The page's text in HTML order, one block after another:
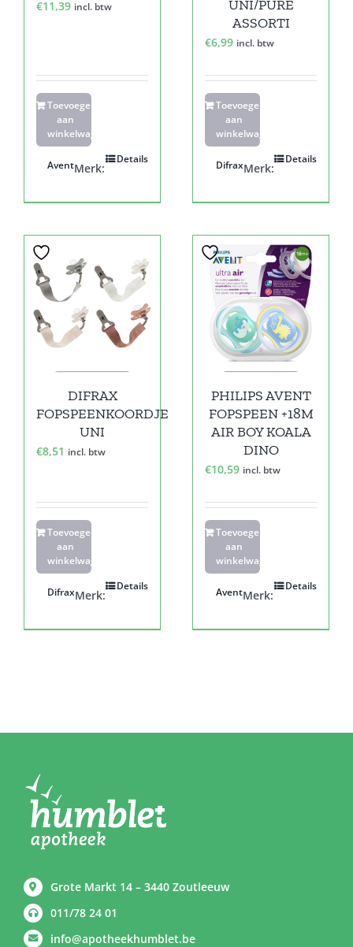
€11,39 incl. btw
Toevoegen
aan
winkelwagen
Details
Merk:
Avent
UNI/PURE
ASSORTI
€6,99 incl. btw
Toevoegen
aan
winkelwagen
Details
Merk:
Difrax
DIFRAX
FOPSPEENKOORDJE
UNI
€8,51 incl. btw
Toevoegen
aan
winkelwagen
Details
Merk:
Difrax
PHILIPS AVENT
FOPSPEEN +18M
AIR BOY KOALA
DINO
€10,59 incl. btw
Toevoegen
aan
winkelwagen
Details
Merk:
Avent
Grote Markt 14 – 3440 Zoutleeuw
011/78 24 01
info@apotheekhumblet.be